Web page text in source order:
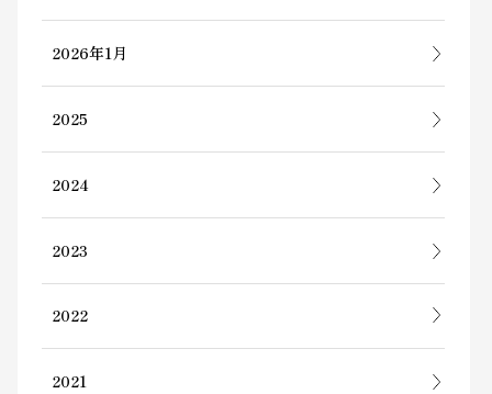
2026年1月
2025
2024
2023
2022
2021